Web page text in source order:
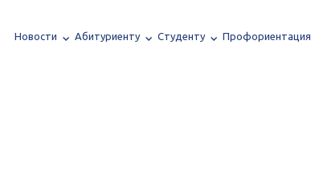
Новости Абитуриенту Студенту Профориентация